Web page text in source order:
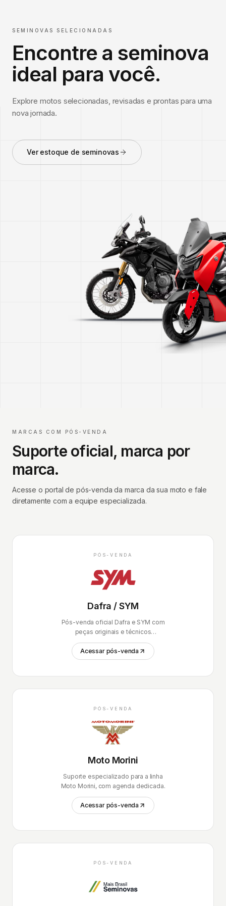
SEMINOVAS SELECIONADAS
Encontre a seminova
ideal para você.
Explore motos selecionadas, revisadas e prontas para uma
nova jornada.
Ver estoque de seminovas
MARCAS COM PÓS-VENDA
Suporte oficial, marca por
marca.
Acesse o portal de pós-venda da marca da sua moto e fale
diretamente com a equipe especializada.
PÓS-VENDA
Dafra / SYM
Pós-venda oficial Dafra e SYM com
peças originais e técnicos
certificados.
Acessar pós-venda
PÓS-VENDA
Moto Morini
Suporte especializado para a linha
Moto Morini, com agenda dedicada.
Acessar pós-venda
PÓS-VENDA